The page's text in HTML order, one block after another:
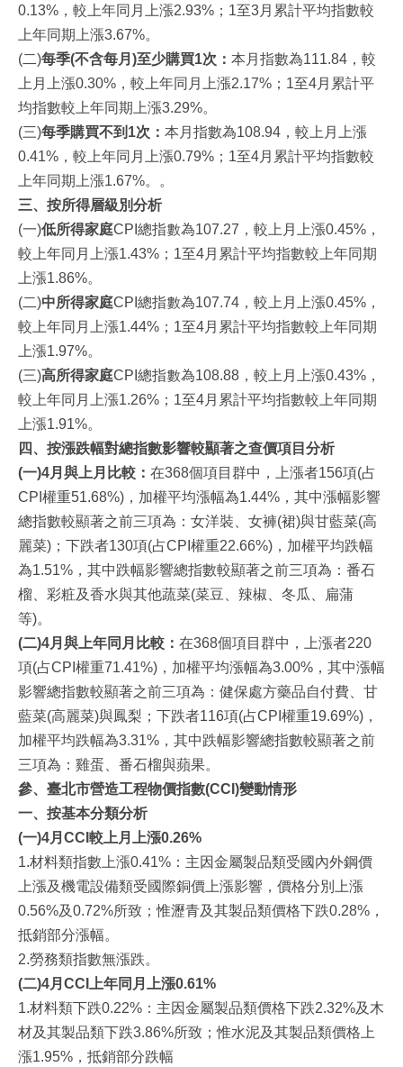
0.13%，較上年同月上漲2.93%；1至3月累計平均指數較
上年同期上漲3.67%。
(二)每季(不含每月)至少購買1次： 本月指數為111.84，較
上月上漲0.30%，較上年同月上漲2.17%；1至4月累計平
均指數較上年同期上漲3.29%。
(三)每季購買不到1次： 本月指數為108.94，較上月上漲
0.41%，較上年同月上漲0.79%；1至4月累計平均指數較
上年同期上漲1.67%。。
三、按所得層級別分析
(一)低所得家庭CPI總指數為107.27，較上月上漲0.45%，
較上年同月上漲1.43%；1至4月累計平均指數較上年同期
上漲1.86%。
(二)中所得家庭CPI總指數為107.74，較上月上漲0.45%，
較上年同月上漲1.44%；1至4月累計平均指數較上年同期
上漲1.97%。
(三)高所得家庭CPI總指數為108.88，較上月上漲0.43%，
較上年同月上漲1.26%；1至4月累計平均指數較上年同期
上漲1.91%。
四、按漲跌幅對總指數影響較顯著之查價項目分析
(一)4月與上月比較： 在368個項目群中，上漲者156項(占
CPI權重51.68%)，加權平均漲幅為1.44%，其中漲幅影響
總指數較顯著之前三項為：女洋裝、女褲(裙)與甘藍菜(高
麗菜)；下跌者130項(占CPI權重22.66%)，加權平均跌幅
為1.51%，其中跌幅影響總指數較顯著之前三項為：番石
榴、彩粧及香水與其他蔬菜(菜豆、辣椒、冬瓜、扁蒲
等)。
(二)4月與上年同月比較： 在368個項目群中，上漲者220
項(占CPI權重71.41%)，加權平均漲幅為3.00%，其中漲幅
影響總指數較顯著之前三項為：健保處方藥品自付費、甘
藍菜(高麗菜)與鳳梨；下跌者116項(占CPI權重19.69%)，
加權平均跌幅為3.31%，其中跌幅影響總指數較顯著之前
三項為：雞蛋、番石榴與蘋果。
參、臺北市營造工程物價指數(CCI)變動情形
一、按基本分類分析
(一)4月 CCI 較上月上漲0.26%
1.材料類指數上漲0.41%：主因金屬製品類受國內外鋼價
上漲及機電設備類受國際銅價上漲影響，價格分別上漲
0.56%及0.72%所致；惟瀝青及其製品類價格下跌0.28%，
抵銷部分漲幅。
2.勞務類指數無漲跌。
(二)4月 CCI 上年同月上漲0.61%
1.材料類下跌0.22%：主因金屬製品類價格下跌2.32%及木
材及其製品類下跌3.86%所致；惟水泥及其製品類價格上
漲1.95%，抵銷部分跌幅